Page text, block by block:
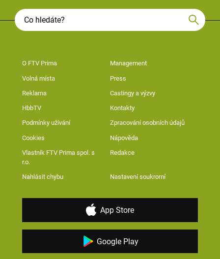
O FTV Prima Management
Volná místa Press
Reklama Castingy a výzvy
HbbTV Kontakty
Podmínky užívání Zpracování osobních údajů
Cookies Nápověda
Vlastník FTV Prima spol. s
r.o.
Redakce
Nahlásit chybu Nastavení soukromí
App Store
Google Play